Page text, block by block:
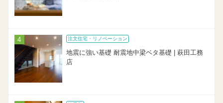
注文住宅・リノベーション
地震に強い基礎 耐震地中梁ベタ基礎 | 萩田工務
店